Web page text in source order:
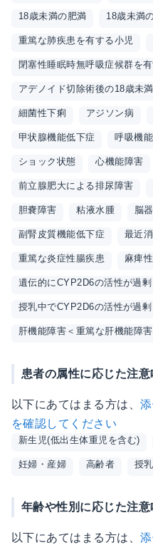
18歳未満の肥満 18歳未満
重篤な肺疾患を有する小児
閉塞性睡眠時無呼吸症候群を
アデノイド切除術後の18歳未満
細菌性下痢 アジソン病
甲状腺機能低下症 呼吸機
ショック状態 心機能障害
前立腺肥大による排尿障害
胆嚢障害 粘液水腫 脳
副腎皮質機能低下症 最近
重篤な炎症性腸疾患 麻痺
遺伝的にCYP2D6の活性が過剰
授乳中でCYP2D6の活性が過剰
肝機能障害＜重篤な肝機能障
患者の属性に応じた注意
以下にあてはまる方は、
を確認してください
新生児(低出生体重児を含む)
妊婦・産婦 高齢者 授
年齢や性別に応じた注意
以下にあてはまる方は、